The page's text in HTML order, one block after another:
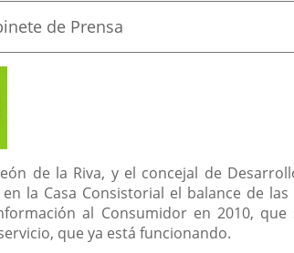
de Prensa
de la Riva, y el concejal de
la Casa Consistorial el balance de
al Consumidor en 2010,
que ya está funcionando.